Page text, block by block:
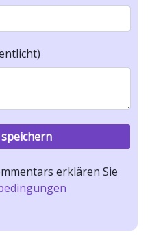
erklären Sie